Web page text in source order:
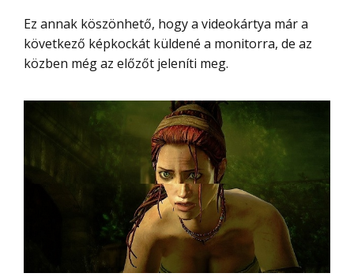
Ez annak köszönhető, hogy a videokártya már a
következő képkockát küldené a monitorra, de az
közben még az előzőt jeleníti meg.